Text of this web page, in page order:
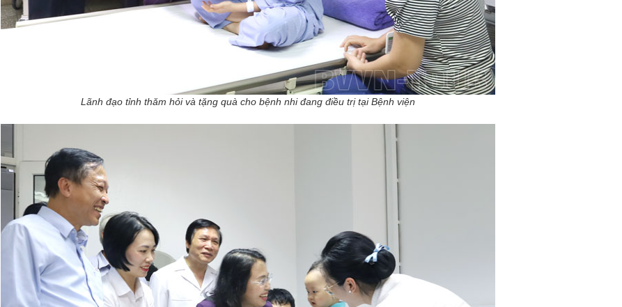
Lãnh đạo tỉnh thăm hỏi và tặng quà cho bệnh nhi đang điều trị tại Bệnh viện